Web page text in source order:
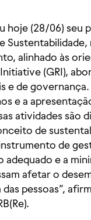
hoje (28/06) seu
alinhado às
(GRI),
e de governança.
e a
atividades são
de
de
adequado e a
afetar o
pessoas”,